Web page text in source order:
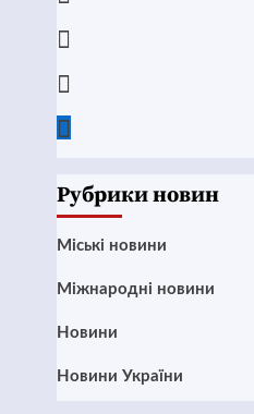
Рубрики новин
Mіські новини
Міжнародні новини
Новини
Новини України